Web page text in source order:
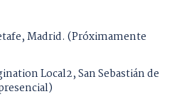
Madrid. (Próximamente
Local2, San Sebastián de